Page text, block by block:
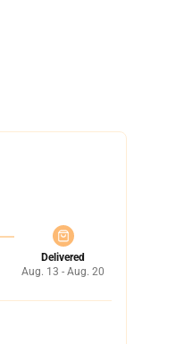
Delivered
Aug. 13 - Aug. 20